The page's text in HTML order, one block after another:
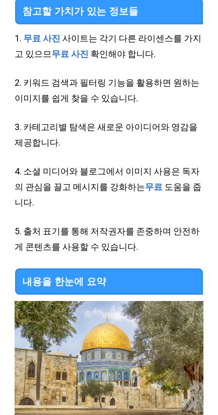
참고할 가치가 있는 정보들
1. 무료 사진 사이트는 각기 다른 라이센스를 가지
고 있으므무료 사진 확인해야 합니다.
2. 키워드 검색과 필터링 기능을 활용하면 원하는
이미지를 쉽게 찾을 수 있습니다.
3. 카테고리별 탐색은 새로운 아이디어와 영감을
제공합니다.
4. 소셜 미디어와 블로그에서 이미지 사용은 독자
의 관심을 끌고 메시지를 강화하는무료 도움을 줍
니다.
5. 출처 표기를 통해 저작권자를 존중하며 안전하
게 콘텐츠를 사용할 수 있습니다.
내용을 한눈에 요약